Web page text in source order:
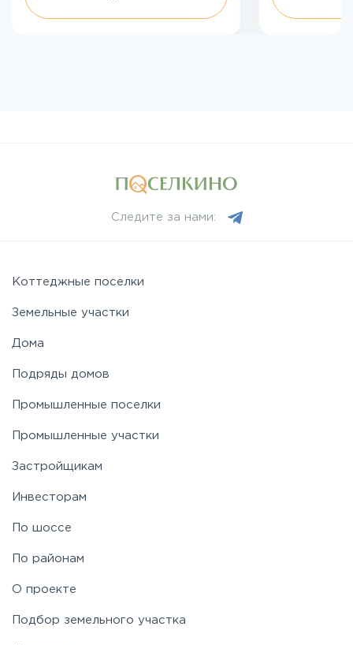
Следите за нами:
Коттеджные поселки
Земельные участки
Дома
Подряды домов
Промышленные поселки
Промышленные участки
Застройщикам
Инвесторам
По шоссе
По районам
О проекте
Подбор земельного участка